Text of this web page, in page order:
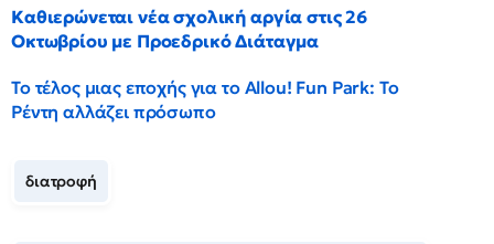
Καθιερώνεται νέα σχολική αργία στις 26
Οκτωβρίου με Προεδρικό Διάταγμα
Το τέλος μιας εποχής για το Allou! Fun Park: Το
Ρέντη αλλάζει πρόσωπο
διατροφή